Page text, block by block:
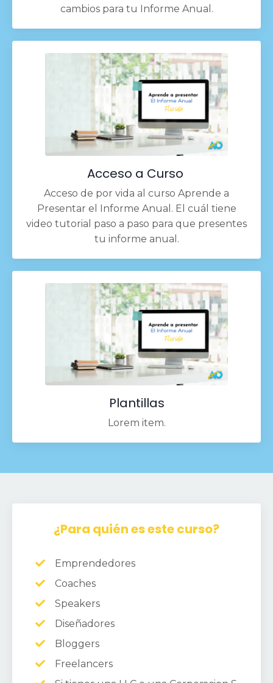
cambios para tu Informe Anual.
Acceso a Curso
Acceso de por vida al curso Aprende a
Presentar el Informe Anual. El cuál tiene
video tutorial paso a paso para que presentes
tu informe anual.
Plantillas
Lorem item.
¿Para quién es este curso?
Emprendedores
Coaches
Speakers
Diseñadores
Bloggers
Freelancers